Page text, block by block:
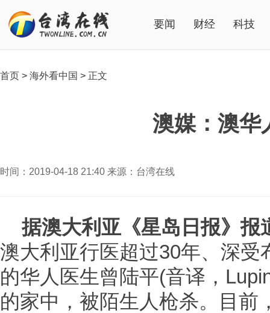
要闻 财经 科技
首页 > 海外看中国 > 正文
澳媒：澳华
时间：2019-04-18 21:40 来源：台湾在线
据澳大利亚《星岛日报》报
澳大利亚行医超过30年、深受
的华人医生曾陆平(音译，
的家中，被陌生人枪杀。目前